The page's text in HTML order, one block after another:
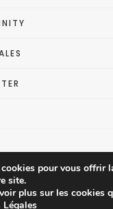
pour vous offrir
site.
plus sur les cookies
Légales